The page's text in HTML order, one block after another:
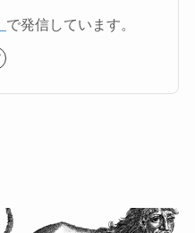
で発信しています。